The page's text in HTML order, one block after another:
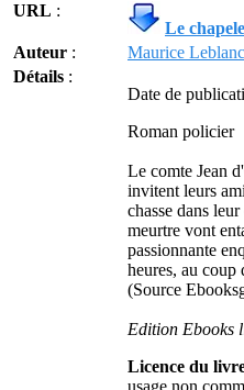
URL :
Le
Auteur :
Maurice Leblanc
Détails :
Date de
Roman policier
Le comte Jean
invitent leurs
chasse dans
meurtre vont
passionnante
heures, au coup
(Source
Edition Ebooks
Licence du
usage non